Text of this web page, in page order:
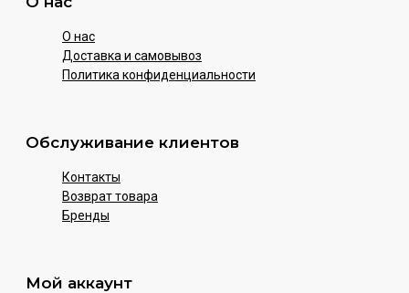
О нас
Доставка и самовывоз
Политика конфиденциальности
Обслуживание клиентов
Контакты
Возврат товара
Бренды
Мой аккаунт